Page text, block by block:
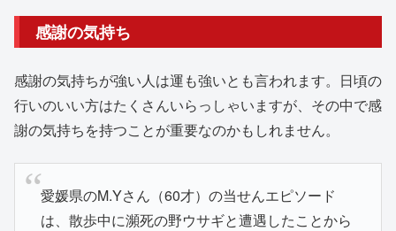
感謝の気持ち
感謝の気持ちが強い人は運も強いとも言われます。日頃の
行いのいい方はたくさんいらっしゃいますが、その中で感
謝の気持ちを持つことが重要なのかもしれません。
愛媛県のM.Yさん（60才）の当せんエピソード
は、散歩中に瀕死の野ウサギと遭遇したことから